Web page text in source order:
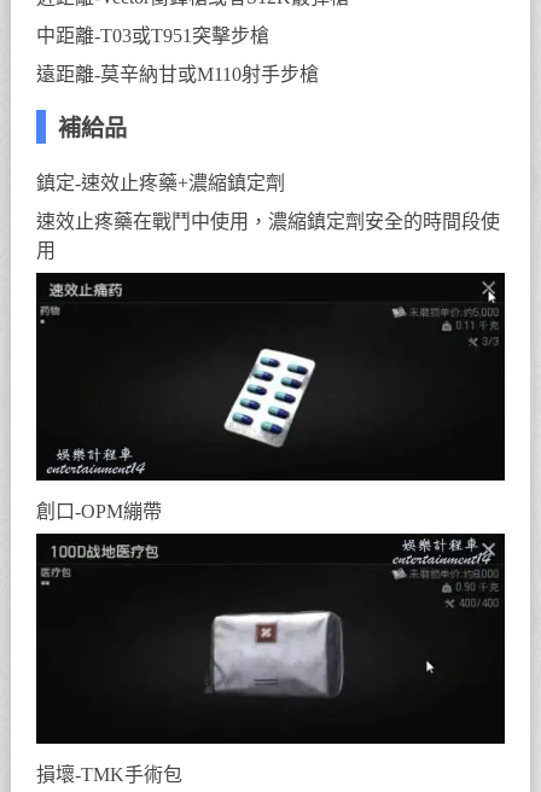
中距離-T03或T951突擊步槍
遠距離-莫辛納甘或M110射手步槍
補給品
鎮定-速效止疼藥+濃縮鎮定劑
速效止疼藥在戰鬥中使用，濃縮鎮定劑安全的時間段使
用
創口-OPM繃帶
損壞-TMK手術包